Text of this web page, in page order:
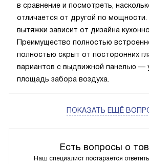
Есть вопросы о
Наш специалист постарается
в сравнение и посмотреть,
отличается от другой по
вытяжки зависит от дизайна
Преимущество полностью
полностью скрыт от посторонних
вариантов с выдвижной панелью —
площадь забора воздуха.
ПОКАЗАТЬ ЕЩЁ